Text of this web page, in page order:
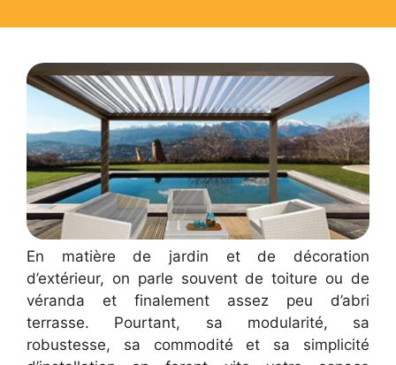
En matière de jardin et de décoration
d’extérieur, on parle souvent de toiture ou de
véranda et finalement assez peu d’abri
terrasse. Pourtant, sa modularité, sa
robustesse, sa commodité et sa simplicité